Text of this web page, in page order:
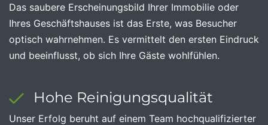
Das saubere Erscheinungsbild Ihrer Immobilie oder
Ihres Geschäftshauses ist das Erste, was Besucher
optisch wahrnehmen. Es vermittelt den ersten Eindruck
und beeinflusst, ob sich Ihre Gäste wohlfühlen.
Hohe Reinigungsqualität
Unser Erfolg beruht auf einem Team hochqualifizierter